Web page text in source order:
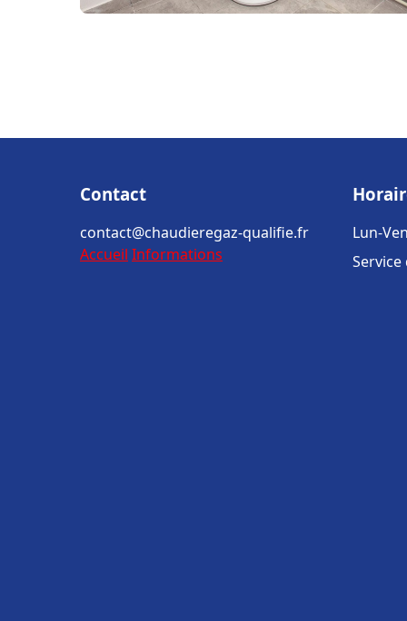
Contact
contact@chaudieregaz-qualifie.fr
Accueil Informations
Lun-